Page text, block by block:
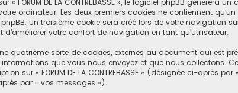
DE LA CONTREBASSE », le logiciel phpBB génèrera
ordinateur. Les deux premiers cookies ne contiennent
Un troisième cookie sera créé lors de votre navigation sur
d’améliorer votre confort de navigation en tant qu’utilisateur.
quatrième sorte de cookies, externes au document qui est
que vous nous envoyez et que nous collectons.
« FORUM DE LA CONTREBASSE » (désignée ci-après
par « vos messages »).